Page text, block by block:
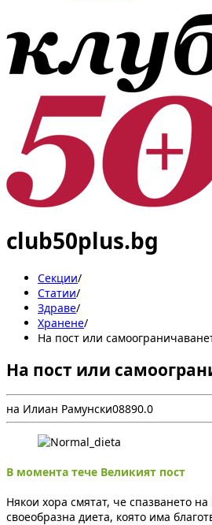
club50plus.bg
Секции/
Статии/
Здраве/
Хранене/
На пост или
На пост или
на Илиан Рамунски08890.0
В момента тече Великият пост
Някои хора смятат, че спазването
своеобразна диета, която има